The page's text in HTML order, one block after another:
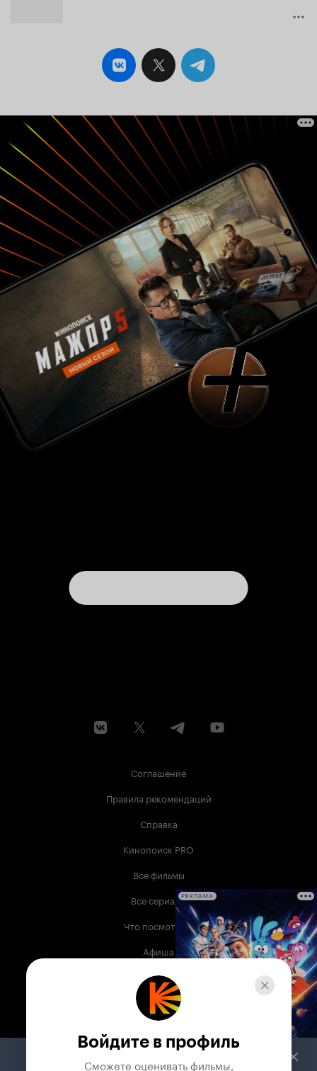
Соглашение
Правила рекомендаций
Справка
Кинопоиск PRO
Все фильмы
Все сериалы
Что посмотреть
Афиша
Музыка
Телепрограмма
Служба поддержки
РЕКЛАМА
Войдите в профиль
Сможете оценивать фильмы,